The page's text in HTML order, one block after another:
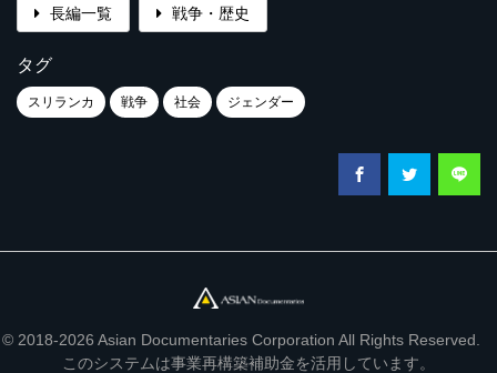
長編一覧 戦争・歴史
タグ
スリランカ 戦争 社会 ジェンダー
© 2018-2026 Asian Documentaries Corporation All Rights Reserved.
このシステムは事業再構築補助金を活用しています。